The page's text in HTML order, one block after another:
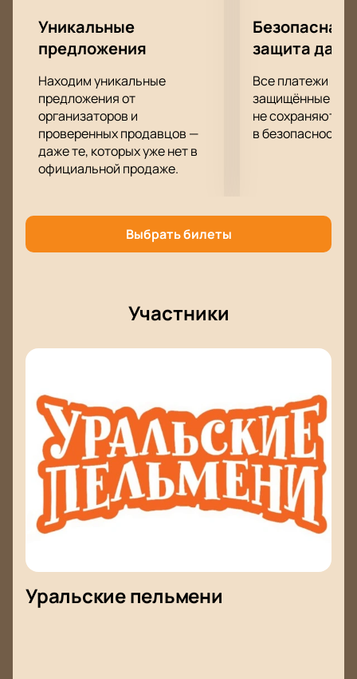
Уникальные
предложения
Находим уникальные
предложения от
организаторов и
проверенных продавцов —
даже те, которых уже нет в
официальной продаже.
Безопасная
защита
Все платежи
защищённые
не сохраняются
в безопасности.
Выбрать билеты
Участники
Уральские пельмени